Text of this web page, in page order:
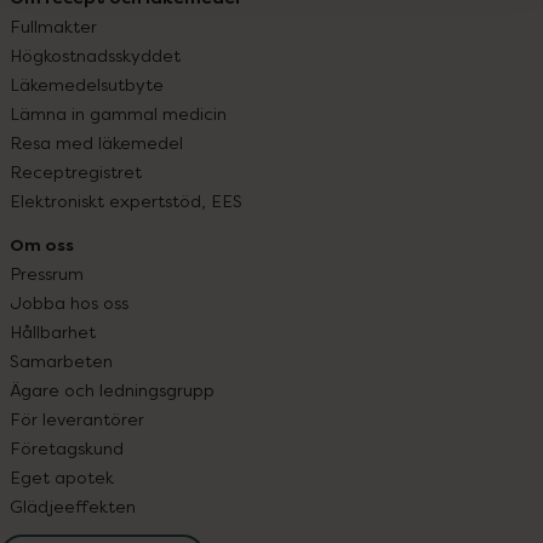
Fullmakter
Högkostnadsskyddet
Läkemedelsutbyte
Lämna in gammal medicin
Resa med läkemedel
Receptregistret
Elektroniskt expertstöd, EES
Om oss
Pressrum
Jobba hos oss
Hållbarhet
Samarbeten
Ägare och ledningsgrupp
För leverantörer
Företagskund
Eget apotek
Glädjeeffekten